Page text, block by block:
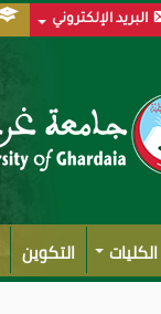
البريد الإلكتروني
الكليات التكوين